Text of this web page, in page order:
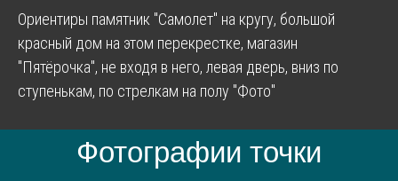
Ориентиры памятник "Самолет" на кругу, большой
красный дом на этом перекрестке, магазин
"Пятёрочка", не входя в него, левая дверь, вниз по
ступенькам, по стрелкам на полу "Фото"
Фотографии точки